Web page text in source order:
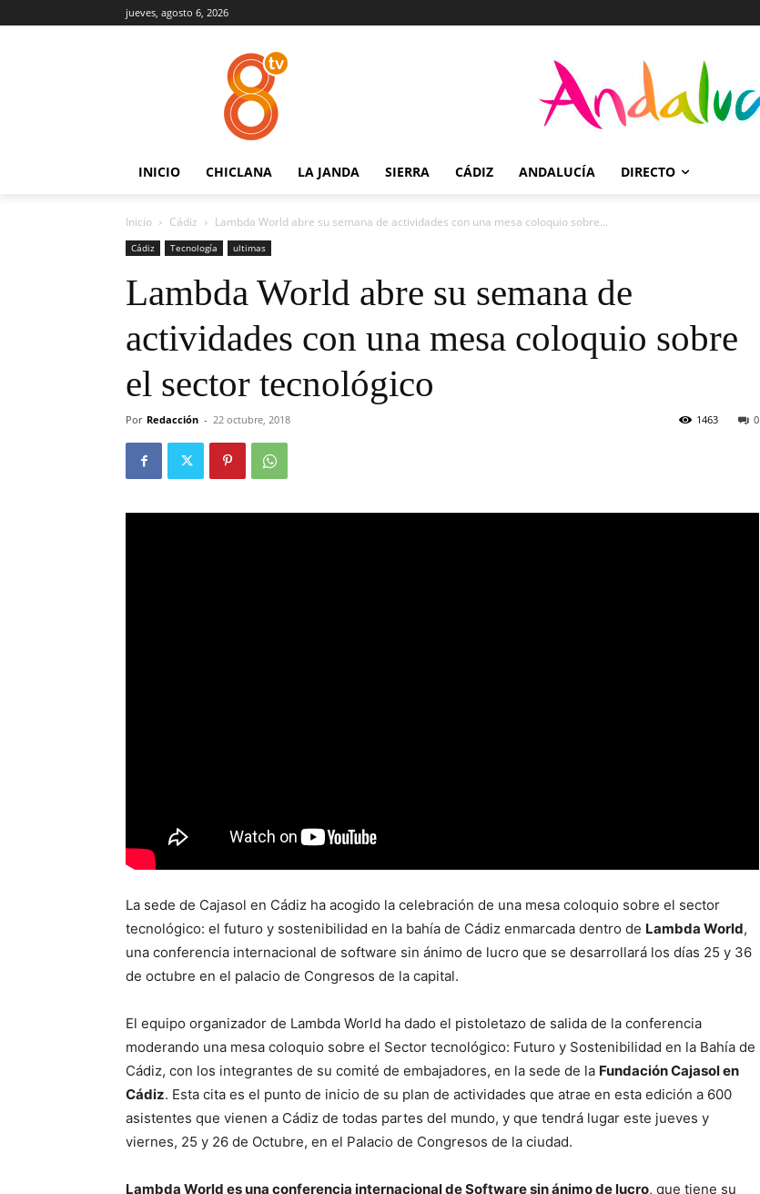
jueves, agosto 6, 2026
INICIO CHICLANA LA JANDA SIERRA CÁDIZ ANDALUCÍA DIRECTO
Inicio Cádiz Lambda World abre su semana de actividades con una mesa coloquio sobre...
Cádiz Tecnología ultimas
Lambda World abre su semana de
actividades con una mesa coloquio sobre
el sector tecnológico
Por Redacción - 22 octubre, 2018 0
1463
La sede de Cajasol en Cádiz ha acogido la celebración de una mesa coloquio sobre el sector
tecnológico: el futuro y sostenibilidad en la bahía de Cádiz enmarcada dentro de Lambda World,
una conferencia internacional de software sin ánimo de lucro que se desarrollará los días 25 y 36
de octubre en el palacio de Congresos de la capital.
El equipo organizador de Lambda World ha dado el pistoletazo de salida de la conferencia
moderando una mesa coloquio sobre el Sector tecnológico: Futuro y Sostenibilidad en la Bahía de
Cádiz, con los integrantes de su comité de embajadores, en la sede de la Fundación Cajasol en
Cádiz. Esta cita es el punto de inicio de su plan de actividades que atrae en esta edición a 600
asistentes que vienen a Cádiz de todas partes del mundo, y que tendrá lugar este jueves y
viernes, 25 y 26 de Octubre, en el Palacio de Congresos de la ciudad.
Lambda World es una conferencia internacional de Software sin ánimo de lucro, que tiene su